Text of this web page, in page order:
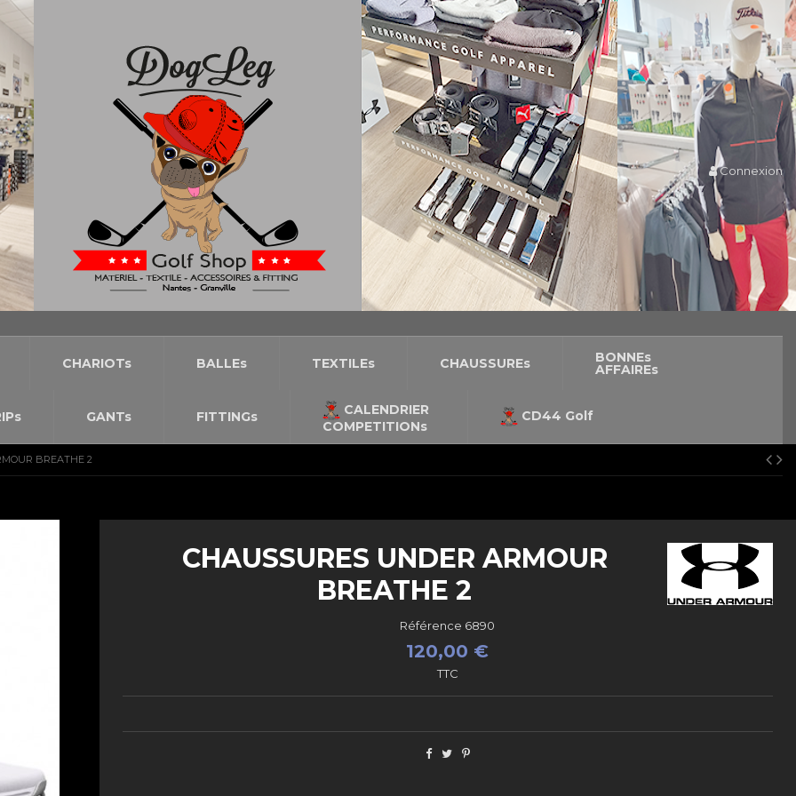
Connexion
CHARIOTs BALLEs TEXTILEs CHAUSSUREs BONNEs
AFFAIREs
GANTs FITTINGs
CALENDRIER
COMPETITIONs
CD44 Golf
BREATHE 2
CHAUSSURES UNDER ARMOUR
BREATHE 2
Référence 6890
120,00 €
TTC